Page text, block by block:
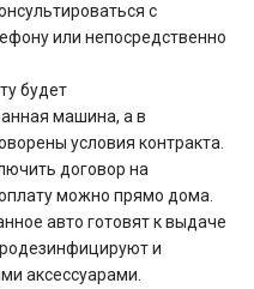
с
или непосредственно
будет
машина, а в
условия контракта.
договор на
можно прямо дома.
авто готовят к выдаче
и
аксессуарами.